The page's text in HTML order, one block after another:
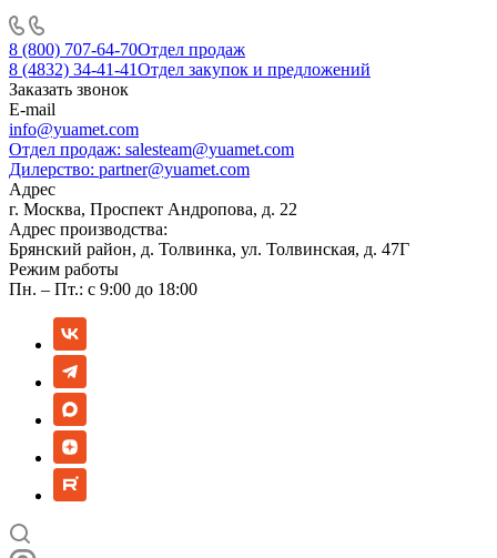
8 (800) 707-64-70Отдел продаж
8 (4832) 34-41-41Отдел закупок и предложений
Заказать звонок
E-mail
info@yuamet.com
Отдел продаж: salesteam@yuamet.com
Дилерство: partner@yuamet.com
Адрес
г. Москва, Проспект Андропова, д. 22
Адрес производства:
Брянский район, д. Толвинка, ул. Толвинская, д. 47Г
Режим работы
Пн. – Пт.: с 9:00 до 18:00